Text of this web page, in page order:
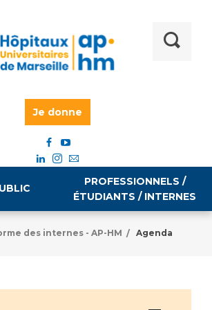
Je donne
médical
PROFESSIONNELS /
ÉTUDIANTS / INTERNES
des internes - AP-HM / Agenda